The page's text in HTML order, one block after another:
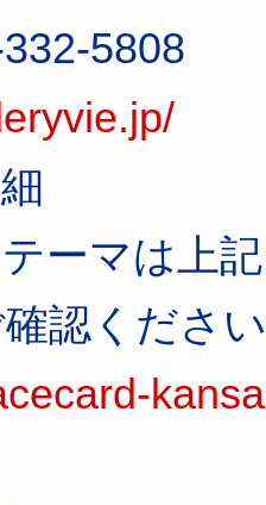
5808
ーマは上
認くださ